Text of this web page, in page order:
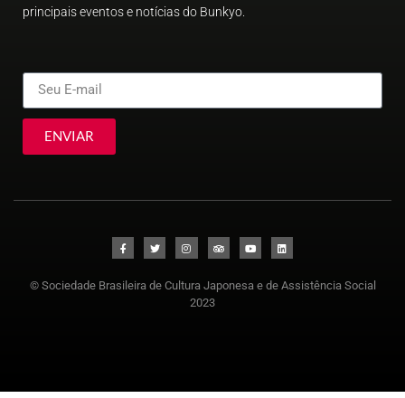
principais eventos e notícias do Bunkyo.
ENVIAR
© Sociedade Brasileira de Cultura Japonesa e de Assistência Social
2023